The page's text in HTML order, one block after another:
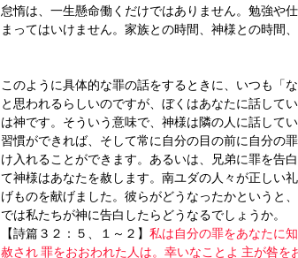
怠惰は、一生懸命働くだけではありません。勉強や
まってはいけません。家族との時間、神様との時間
このように具体的な罪の話をするときに、いつも「
と思われるらしいのですが、ぼくはあなたに話して
は神です。そういう意味で、神様は隣の人に話して
習慣ができれば、そして常に自分の目の前に自分の
け入れることができます。あるいは、兄弟に罪を告
て神様はあなたを赦します。南ユダの人々が正しい
げものを献げました。彼らがどうなったかというと
では私たちが神に告白したらどうなるでしょうか。
【詩篇３２：５、１～２】 私は自分の罪をあなたに
赦され 罪をおおわれた人は。幸いなことよ 主が咎を